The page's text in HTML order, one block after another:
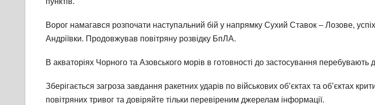
Ворог намагався розпочати наступальний бій у напрямку Сухий Ставок – Лозове,
Андріївки. Продовжував повітряну розвідку БпЛА.
В акваторіях Чорного та Азовського морів в готовності до застосування перебувають
Зберігається загроза завдання ракетних ударів по військових об’єктах та об’єктах
повітряних тривог та довіряйте тільки перевіреним джерелам інформації.